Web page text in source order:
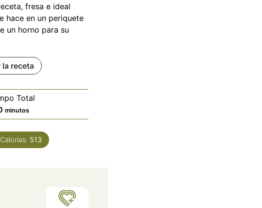
fresa e ideal
hace en un periquete
un horno para su
la receta
Total
minutos
minutos
Calorías: 513